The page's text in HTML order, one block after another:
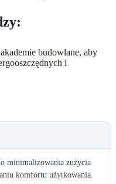
budowlane, aby
i
minimalizowania zużycia
komfortu użytkowania.